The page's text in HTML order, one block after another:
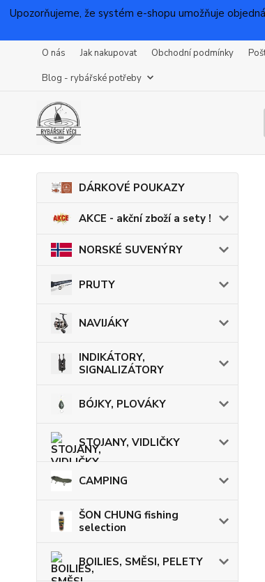
Upozorňujeme, že systém e-shopu umožňuje
O nás Jak nakupovat Obchodní podmínky
Blog - rybářské potřeby
DÁRKOVÉ POUKAZY
AKCE - akční zboží a sety !
NORSKÉ SUVENÝRY
PRUTY
NAVIJÁKY
INDIKÁTORY,
SIGNALIZÁTORY
BÓJKY, PLOVÁKY
STOJANY, VIDLIČKY
CAMPING
ŠON CHUNG fishing
selection
BOILIES, SMĚSI, PELETY